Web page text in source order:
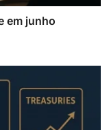
em junho